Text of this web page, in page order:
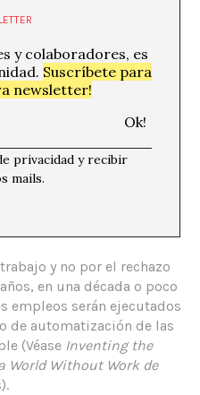
considerada como la
y quienes se
perseguidos, y
como
llamado “la madre de
es la madre de
y no por el rechazo
en una década o poco
empleos serán ejecutados
de automatización de las
(Véase Inventing the
World Without Work de
y colaboradores, es
Suscríbete para
newsletter!
privacidad y recibir
mails.